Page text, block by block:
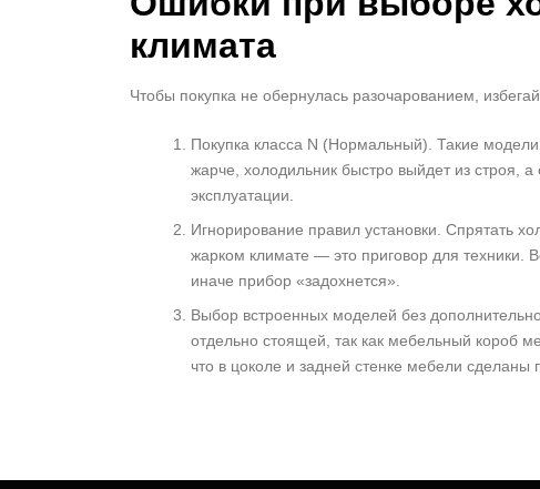
климата
Чтобы покупка не обернулась разочарованием,
Покупка класса N (Нормальный). Такие
жарче, холодильник быстро выйдет из строя,
эксплуатации.
Игнорирование правил установки. Спрятать
жарком климате — это приговор для техники.
иначе прибор «задохнется».
Выбор встроенных моделей без
отдельно стоящей, так как мебельный короб
что в цоколе и задней стенке мебели сделаны